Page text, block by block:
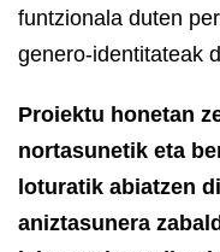
funtzionala duten
genero-identitateak
Proiektu honetan
nortasunetik eta
loturatik abiatzen
aniztasunera